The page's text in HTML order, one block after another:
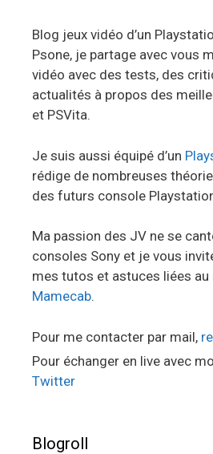
Blog jeux vidéo d’un
Psone, je partage avec vous
vidéo avec des tests, des
actualités à propos des
et PSVita.
Je suis aussi équipé d’un
rédige de nombreuses
des futurs console
Ma passion des JV ne se
consoles Sony et je vous
mes tutos et astuces liées
Mamecab.
Pour me contacter par mail,
Pour échanger en live avec
Twitter
Blogroll